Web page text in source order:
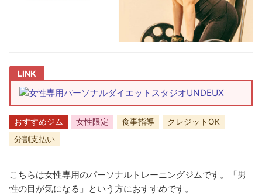
女性専用パーソナルダイエットスタジオUNDEUX
おすすめジム 女性限定 食事指導
クレジットOK
分割支払い
こちらは女性専用のパーソナルトレーニングジムです。「男
性の目が気になる」という方におすすめです。